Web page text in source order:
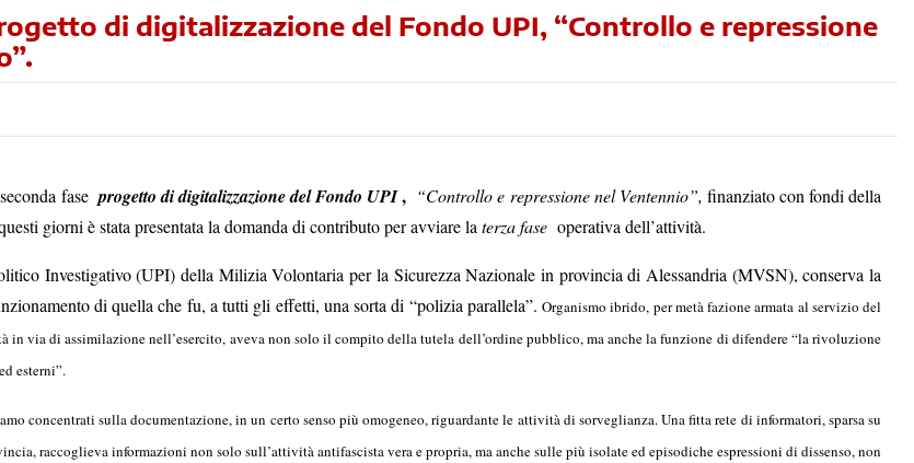
di digitalizzazione del Fondo UPI, “Controllo e repressione
faseprogetto di digitalizzazione del Fondo UPI, “Controllo e repressione nel Ventennio”, finanziato con fondi della
giorni è stata presentata la domanda di contributo per avviare laterza fase operativa dell’attività.
Investigativo (UPI) della Milizia Volontaria per la Sicurezza Nazionale in provincia di Alessandria (MVSN), conserva la
di quella che fu, a tutti gli effetti, una sorta di “polizia parallela”. Organismo ibrido, per metà fazione armata al servizio del
in via di assimilazione nell’esercito, aveva non solo il compito della tutela dell’ordine pubblico, ma anche la funzione di difendere “la rivoluzione
esterni”.
concentrati sulla documentazione, in un certo senso più omogeneo, riguardante le attività di sorveglianza. Una fitta rete di informatori, sparsa su
raccoglieva informazioni non solo sull’attività antifascista vera e propria, ma anche sulle più isolate ed episodiche espressioni di dissenso, non